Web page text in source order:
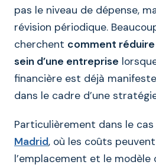
pas le niveau de dépense,
révision périodique.
cherchent comment
sein d’une entreprise
financière est déjà
dans le cadre d’une
Particulièrement dans le cas
Madrid, où les coûts
l’emplacement et le modèle